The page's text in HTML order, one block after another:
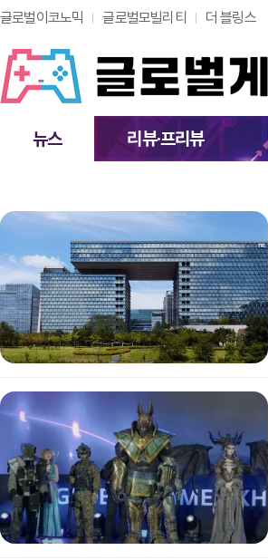
글로벌이코노믹 글로벌모빌리티 더 블링스
뉴스 리뷰·프리뷰